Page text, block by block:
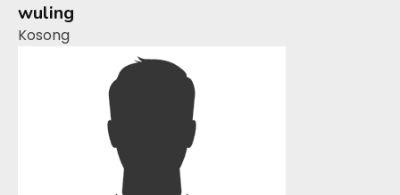
wuling
Kosong